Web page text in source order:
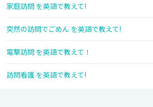
家庭訪問 を英語で教えて!
突然の訪問でごめん を英語で教えて!
電撃訪問 を英語で教えて！
訪問看護 を英語で教えて!